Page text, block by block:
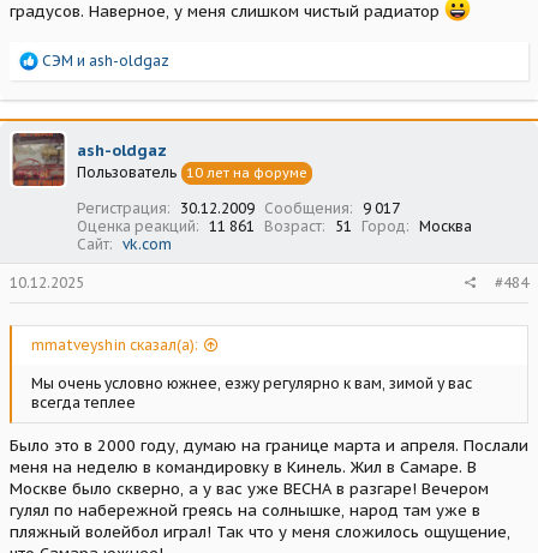
градусов. Наверное, у меня слишком чистый радиатор
Р
а
к
ц
и
и
СЭМ и ash-oldgaz
ash-oldgaz
Пользователь 10 лет на форуме
Регистрация 30.12.2009 Сообщения
9 017
Оценка реакций
11 861 Возраст 51 Город
Москва
Сайт
vk.com
10.12.2025 #484
mmatveyshin сказал(а):
Мы очень условно южнее, езжу регулярно к вам, зимой у вас
всегда теплее
Было это в 2000 году, думаю на границе марта и апреля. Послали
меня на неделю в командировку в Кинель. Жил в Самаре. В
Москве было скверно, а у вас уже ВЕСНА в разгаре! Вечером
гулял по набережной греясь на солнышке, народ там уже в
пляжный волейбол играл! Так что у меня сложилось ощущение,